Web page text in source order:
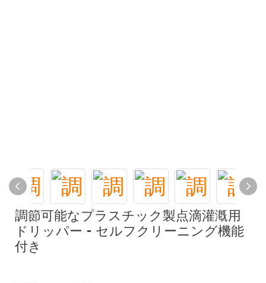
調節可能なプラスチック製点滴灌漑用
ドリッパー - セルフクリーニング機能
付き